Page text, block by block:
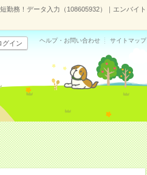
勤務！データ入力（108605932）｜エンバイト
グイン ヘルプ・お問い合わせ サイトマップ